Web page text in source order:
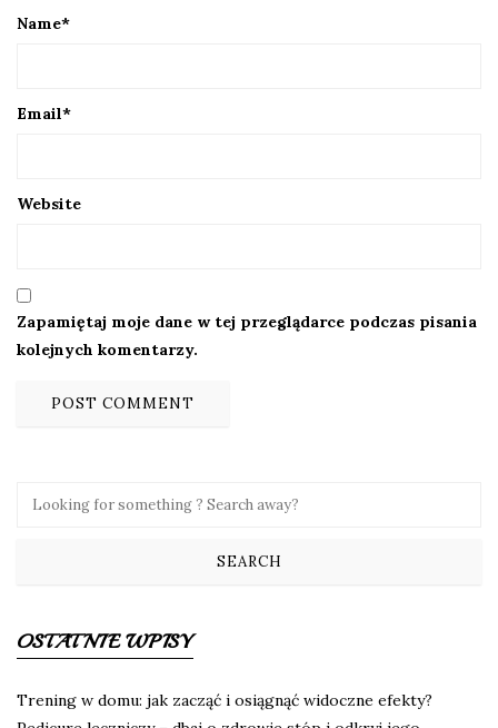
Name*
Email*
Website
Zapamiętaj moje dane w tej przeglądarce podczas pisania
kolejnych komentarzy.
OSTATNIE WPISY
Trening w domu: jak zacząć i osiągnąć widoczne efekty?